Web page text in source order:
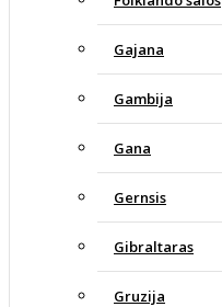
Gajana
Gambija
Gana
Gernsis
Gibraltaras
Gruzija